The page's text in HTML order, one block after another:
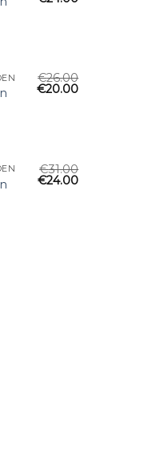
Toevoegen
€26.00
€20.00
Toevoegen
€31.00
€24.00